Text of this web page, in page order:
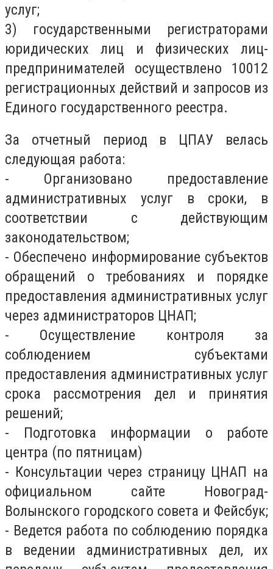
услуг;
3) государственными регистраторами
юридических лиц и физических лиц-
предпринимателей осуществлено 10012
регистрационных действий и запросов из
Единого государственного реестра.
За отчетный период в ЦПАУ велась
следующая работа:
- Организовано предоставление
административных услуг в сроки, в
соответствии с действующим
законодательством;
- Обеспечено информирование субъектов
обращений о требованиях и порядке
предоставления административных услуг
через администраторов ЦНАП;
- Осуществление контроля за
соблюдением субъектами
предоставления административных услуг
срока рассмотрения дел и принятия
решений;
- Подготовка информации о работе
центра (по пятницам)
- Консультации через страницу ЦНАП на
официальном сайте Новоград-
Волынского городского совета и Фейсбук;
- Ведется работа по соблюдению порядка
в ведении административных дел, их